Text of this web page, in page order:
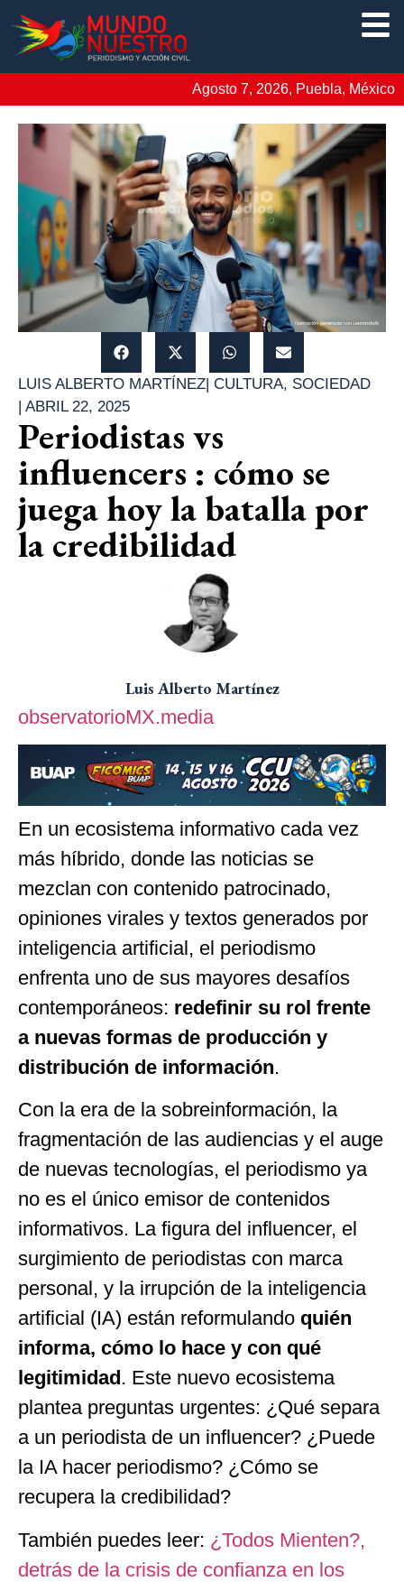
Agosto 7, 2026, Puebla, México
LUIS ALBERTO MARTÍNEZ| CULTURA, SOCIEDAD
| ABRIL 22, 2025
Periodistas vs
influencers : cómo se
juega hoy la batalla por
la credibilidad
Luis Alberto Martínez
observatorioMX.media
En un ecosistema informativo cada vez
más híbrido, donde las noticias se
mezclan con contenido patrocinado,
opiniones virales y textos generados por
inteligencia artificial, el periodismo
enfrenta uno de sus mayores desafíos
contemporáneos: redefinir su rol frente
a nuevas formas de producción y
distribución de información.
Con la era de la sobreinformación, la
fragmentación de las audiencias y el auge
de nuevas tecnologías, el periodismo ya
no es el único emisor de contenidos
informativos. La figura del influencer, el
surgimiento de periodistas con marca
personal, y la irrupción de la inteligencia
artificial (IA) están reformulando quién
informa, cómo lo hace y con qué
legitimidad . Este nuevo ecosistema
plantea preguntas urgentes: ¿Qué separa
a un periodista de un influencer? ¿Puede
la IA hacer periodismo? ¿Cómo se
recupera la credibilidad?
También puedes leer: ¿Todos Mienten?,
detrás de la crisis de confianza en los